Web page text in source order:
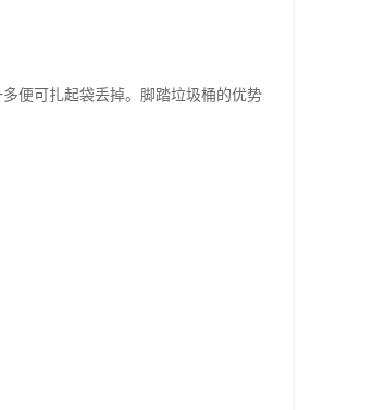
便可扎起袋丢掉。脚踏垃圾桶的优势